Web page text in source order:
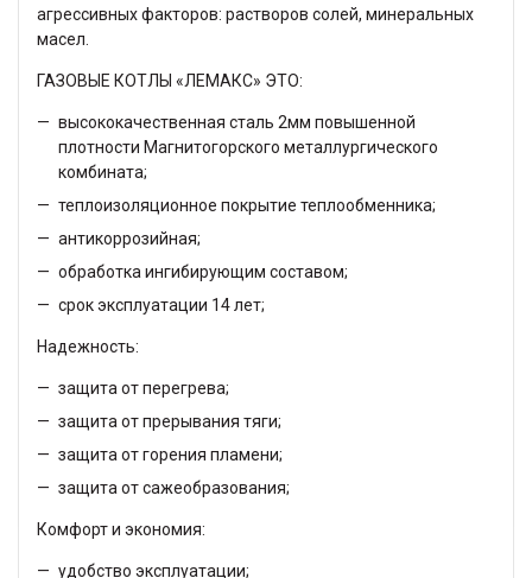
агрессивных факторов: растворов солей, минеральных
масел.
ГАЗОВЫЕ КОТЛЫ «ЛЕМАКС» ЭТО:
высококачественная сталь 2мм повышенной
плотности Магнитогорского металлургического
комбината;
теплоизоляционное покрытие теплообменника;
антикоррозийная;
обработка ингибирующим составом;
срок эксплуатации 14 лет;
Надежность:
защита от перегрева;
защита от прерывания тяги;
защита от горения пламени;
защита от сажеобразования;
Комфорт и экономия:
удобство эксплуатации;